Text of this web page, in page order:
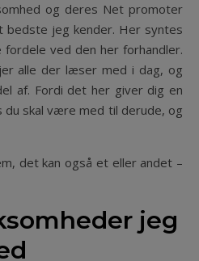
og deres Net promoter
jeg kender. Her syntes
ved den her forhandler.
alle der læser med i dag, og
af. Fordi det her giver dig en
du skal være med til derude, og
det kan også et eller andet –
jeg